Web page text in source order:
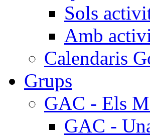
Sols
Amb
Calendaris
Grups
GAC - Els
GAC -